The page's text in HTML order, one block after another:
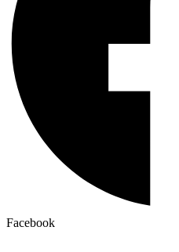
Facebook